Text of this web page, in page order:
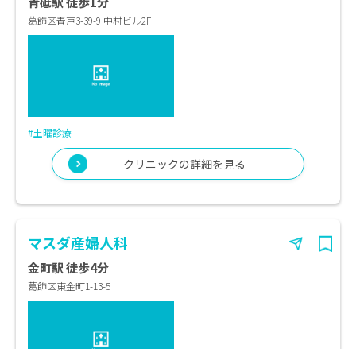
葛飾区青戸3-39-9 中村ビル2F
#土曜診療
クリニックの詳細を見る
マスダ産婦人科
金町駅 徒歩4分
葛飾区東金町1-13-5